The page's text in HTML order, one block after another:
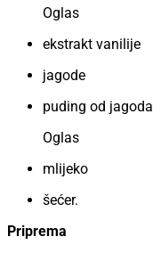
Oglas
ekstrakt vanilije
jagode
puding od jagoda
Oglas
mlijeko
šećer.
Priprema